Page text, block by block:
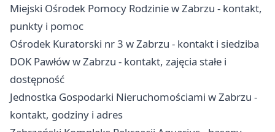
Miejski Ośrodek Pomocy Rodzinie w Zabrzu - kontakt,
punkty i pomoc
Ośrodek Kuratorski nr 3 w Zabrzu - kontakt i siedziba
DOK Pawłów w Zabrzu - kontakt, zajęcia stałe i
dostępność
Jednostka Gospodarki Nieruchomościami w Zabrzu -
kontakt, godziny i adres